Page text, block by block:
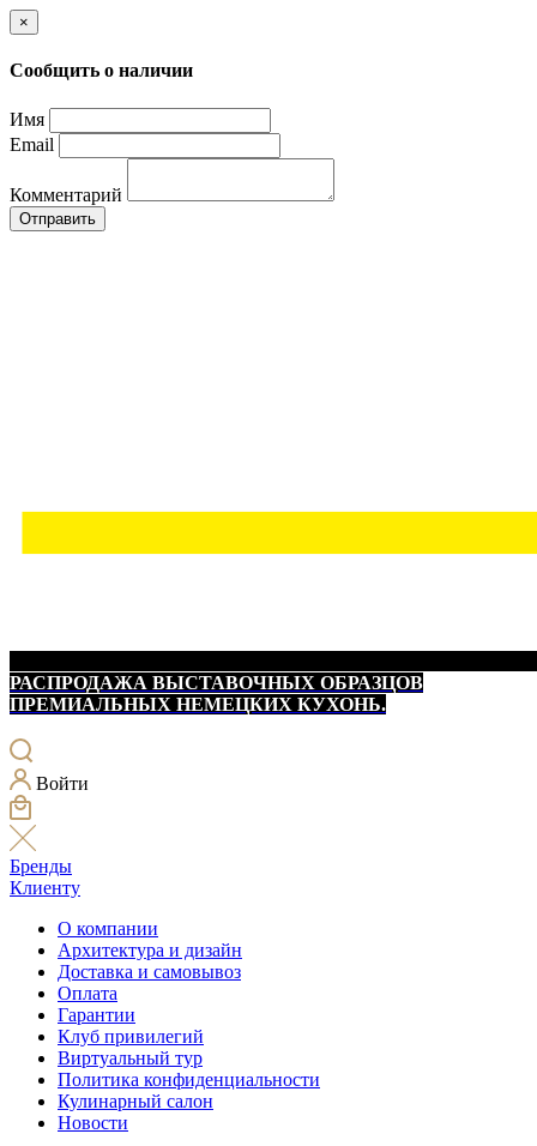
×
Сообщить о наличии
Имя
Email
Комментарий
Отправить
РАСПРОДАЖА ВЫСТАВОЧНЫХ ОБРАЗЦОВ
ПРЕМИАЛЬНЫХ НЕМЕЦКИХ КУХОНЬ.
Войти
Бренды
Клиенту
О компании
Архитектура и дизайн
Доставка и самовывоз
Оплата
Гарантии
Клуб привилегий
Виртуальный тур
Политика конфиденциальности
Кулинарный салон
Новости